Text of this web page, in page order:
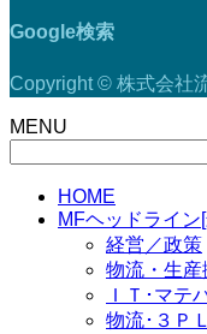
Google検索
Copyright © 株式会社
MENU
HOME
MFヘッドライン
経営／政策
物流・生産
ＩＴ･マテ
物流･３ＰＬ